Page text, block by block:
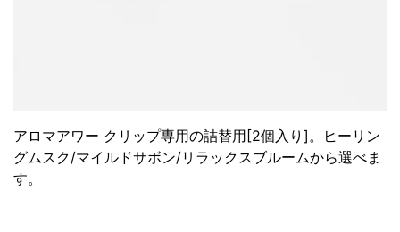
アロマアワー クリップ専用の詰替用[2個入り]。ヒーリン
グムスク/マイルドサボン/リラックスブルームから選べま
す。